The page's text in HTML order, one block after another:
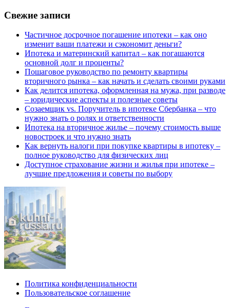
Свежие записи
Частичное досрочное погашение ипотеки – как оно
изменит ваши платежи и сэкономит деньги?
Ипотека и материнский капитал – как погашаются
основной долг и проценты?
Пошаговое руководство по ремонту квартиры
вторичного рынка – как начать и сделать своими руками
Как делится ипотека, оформленная на мужа, при разводе
– юридические аспекты и полезные советы
Созаемщик vs. Поручитель в ипотеке Сбербанка – что
нужно знать о ролях и ответственности
Ипотека на вторичное жилье – почему стоимость выше
новостроек и что нужно знать
Как вернуть налоги при покупке квартиры в ипотеку –
полное руководство для физических лиц
Доступное страхование жизни и жилья при ипотеке –
лучшие предложения и советы по выбору
Политика конфиденциальности
Пользовательское соглашение